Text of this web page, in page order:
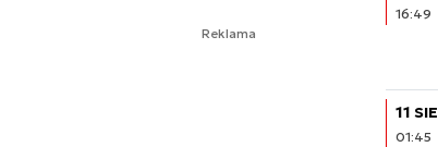
Reklama
16:49
11 SIE
01:45